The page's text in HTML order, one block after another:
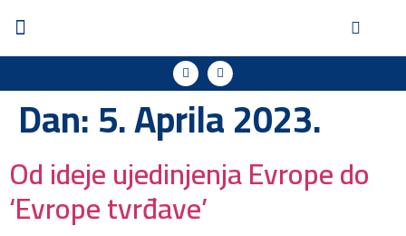
Dan:5. Aprila 2023.
Od ideje ujedinjenja Evrope do
‘Evrope tvrđave’